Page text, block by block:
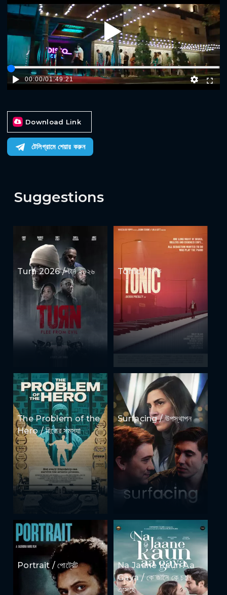
Play
00:00/01:49:21
Download Link
টেলিগ্রামে শেয়ার করুন
Suggestions
Turn 2026 / টার্ন ২০২৬ Tonic / টনিক
The Problem of the
Hero / হিরোর সমস্যা
Surfacing / উপস্থাপন
Portrait / পোর্ট্রেট
Na Jaane Kaun Aa
Gaya / কে জানে কে চলে
এসেছে